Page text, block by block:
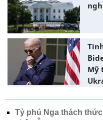
Mỹ
Tỷ phú Nga thách